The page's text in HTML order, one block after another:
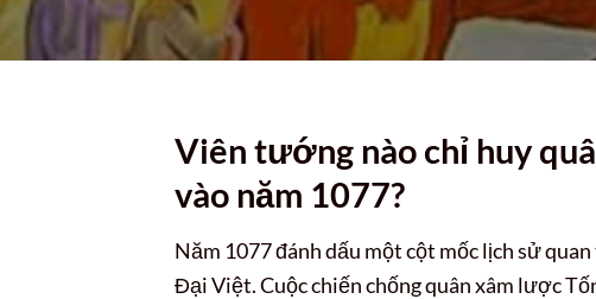
Viên tướng nào chỉ huy
vào năm 1077?
Năm 1077 đánh dấu một cột mốc lịch sử
Đại Việt. Cuộc chiến chống quân xâm lược